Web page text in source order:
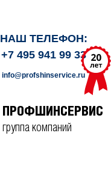
НАШ ТЕЛЕФОН:
+7 495 941 99 33
info@profshinservice.ru
ПРОФШИНСЕРВИС
группа компаний